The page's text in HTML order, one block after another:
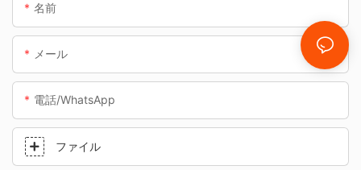
名前
メール
電話/WhatsApp
ファイル